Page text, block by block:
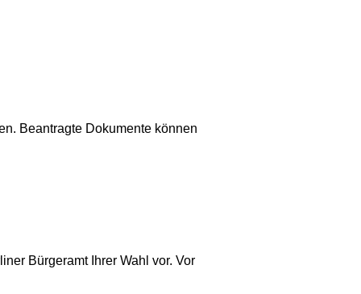
Beantragte Dokumente können
Bürgeramt Ihrer Wahl vor. Vor